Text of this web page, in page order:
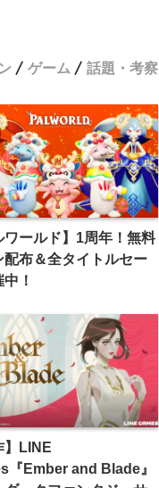
ゲーム 話題・考察
ワールド】1周年！無料
配布＆全タイトルセー
！
】LINE
『Ember and Blade』